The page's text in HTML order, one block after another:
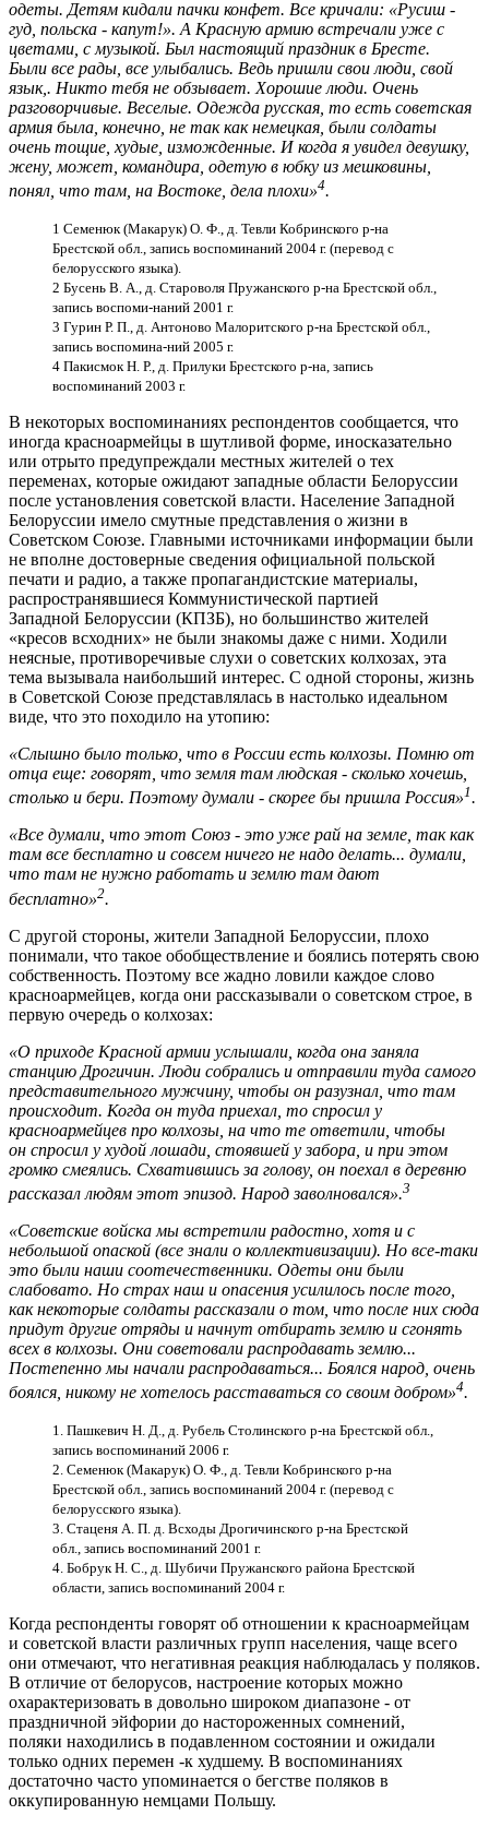
одеты. Детям кидали пачки конфет. Все кричали: «Русиш -
гуд, польска - капут!». А Красную армию встречали уже с
цветами, с музыкой. Был настоящий праздник в Бресте.
Были все рады, все улыбались. Ведь пришли свои люди, свой
язык,. Никто тебя не обзывает. Хорошие люди. Очень
разговорчивые. Веселые. Одежда русская, то есть советская
армия была, конечно, не так как немецкая, были солдаты
очень тощие, худые, изможденные. И когда я увидел девушку,
жену, может, командира, одетую в юбку из мешковины,
понял, что там, на Востоке, дела плохи»4.
1 Семенюк (Макарук) О. Ф., д. Тевли Кобринского р-на
Брестской обл., запись воспоминаний 2004 г. (перевод с
белорусского языка).
2 Бусень В. А., д. Староволя Пружанского р-на Брестской обл.,
запись воспоми-наний 2001 г.
3 Гурин Р. П., д. Антоново Малоритского р-на Брестской обл.,
запись воспомина-ний 2005 г.
4 Пакисмок Н. Р., д. Прилуки Брестского р-на, запись
воспоминаний 2003 г.
В некоторых воспоминаниях респондентов сообщается, что
иногда красноармейцы в шутливой форме, иносказательно
или отрыто предупреждали местных жителей о тех
переменах, которые ожидают западные области Белоруссии
после установления советской власти. Население Западной
Белоруссии имело смутные представления о жизни в
Советском Союзе. Главными источниками информации были
не вполне достоверные сведения официальной польской
печати и радио, а также пропагандистские материалы,
распространявшиеся Коммунистической партией
Западной Белоруссии (КПЗБ), но большинство жителей
«кресов всходних» не были знакомы даже с ними. Ходили
неясные, противоречивые слухи о советских колхозах, эта
тема вызывала наибольший интерес. С одной стороны, жизнь
в Советской Союзе представлялась в настолько идеальном
виде, что это походило на утопию:
«Слышно было только, что в России есть колхозы. Помню от
отца еще: говорят, что земля там людская - сколько хочешь,
столько и бери. Поэтому думали - скорее бы пришла Россия»1.
«Все думали, что этот Союз - это уже рай на земле, так как
там все бесплатно и совсем ничего не надо делать... думали,
что там не нужно работать и землю там дают
бесплатно»2.
С другой стороны, жители Западной Белоруссии, плохо
понимали, что такое обобществление и боялись потерять свою
собственность. Поэтому все жадно ловили каждое слово
красноармейцев, когда они рассказывали о советском строе, в
первую очередь о колхозах:
«О приходе Красной армии услышали, когда она заняла
станцию Дрогичин. Люди собрались и отправили туда самого
представительного мужчину, чтобы он разузнал, что там
происходит. Когда он туда приехал, то спросил у
красноармейцев про колхозы, на что те ответили, чтобы
он спросил у худой лошади, стоявшей у забора, и при этом
громко смеялись. Схватившись за голову, он поехал в деревню
рассказал людям этот эпизод. Народ заволновался».3
«Советские войска мы встретили радостно, хотя и с
небольшой опаской (все знали о коллективизации). Но все-таки
это были наши соотечественники. Одеты они были
слабовато. Но страх наш и опасения усилилось после того,
как некоторые солдаты рассказали о том, что после них сюда
придут другие отряды и начнут отбирать землю и сгонять
всех в колхозы. Они советовали распродавать землю...
Постепенно мы начали распродаваться... Боялся народ, очень
боялся, никому не хотелось расставаться со своим добром»4.
1. Пашкевич Н. Д., д. Рубель Столинского р-на Брестской обл.,
запись воспоминаний 2006 г.
2. Семенюк (Макарук) О. Ф., д. Тевли Кобринского р-на
Брестской обл., запись воспоминаний 2004 г. (перевод с
белорусского языка).
3. Стаценя А. П. д. Всходы Дрогичинского р-на Брестской
обл., запись воспоминаний 2001 г.
4. Бобрук Н. С., д. Шубичи Пружанского района Брестской
области, запись воспоминаний 2004 г.
Когда респонденты говорят об отношении к красноармейцам
и советской власти различных групп населения, чаще всего
они отмечают, что негативная реакция наблюдалась у поляков.
В отличие от белорусов, настроение которых можно
охарактеризовать в довольно широком диапазоне - от
праздничной эйфории до настороженных сомнений,
поляки находились в подавленном состоянии и ожидали
только одних перемен -к худшему. В воспоминаниях
достаточно часто упоминается о бегстве поляков в
оккупированную немцами Польшу.